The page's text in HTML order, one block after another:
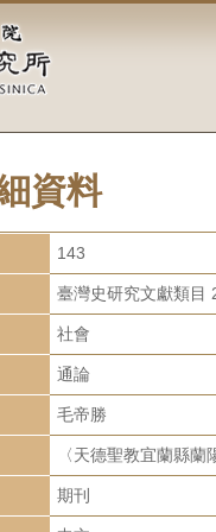
資料
143
臺灣史研究文獻類目
社會
通論
毛帝勝
〈天德聖教宜蘭縣
期刊